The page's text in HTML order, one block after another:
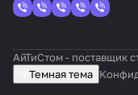
АйТиСтом - поставщик
Темная тема